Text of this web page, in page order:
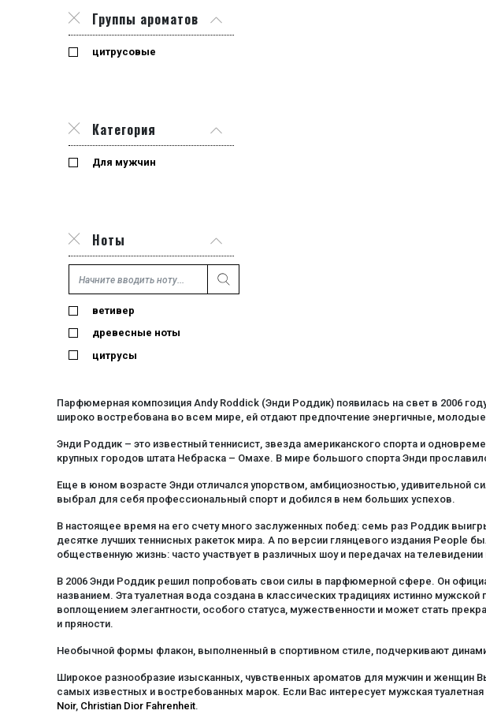
Ноты
ветивер
древесные ноты
цитрусы
Категория
Для мужчин
Группы ароматов
цитрусовые
Парфюмерная композиция Andy Roddick (Энди Роддик) появилась на свет в 2006
широко востребована во всем мире, ей отдают предпочтение энергичные,
Энди Роддик – это известный теннисист, звезда американского спорта и
крупных городов штата Небраска – Омахе. В мире большого спорта Энди
Еще в юном возрасте Энди отличался упорством, амбициозностью, удивительной
выбрал для себя профессиональный спорт и добился в нем больших успехов.
В настоящее время на его счету много заслуженных побед: семь раз Роддик
десятке лучших теннисных ракеток мира. А по версии глянцевого издания
общественную жизнь: часто участвует в различных шоу и передачах на
В 2006 Энди Роддик решил попробовать свои силы в парфюмерной сфере. Он
названием. Эта туалетная вода создана в классических традициях истинно
воплощением элегантности, особого статуса, мужественности и может стать
и пряности.
Необычной формы флакон, выполненный в спортивном стиле, подчеркивают
Широкое разнообразие изысканных, чувственных ароматов для мужчин и женщин
самых известных и востребованных марок. Если Вас интересует мужская
Noir, Christian Dior Fahrenheit.